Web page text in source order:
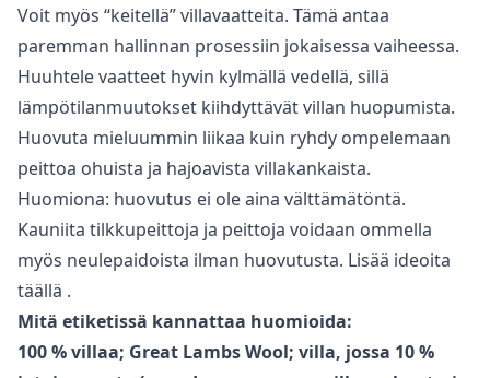
Voit myös “keitellä” villavaatteita. Tämä antaa
paremman hallinnan prosessiin jokaisessa vaiheessa.
Huuhtele vaatteet hyvin kylmällä vedellä, sillä
lämpötilanmuutokset kiihdyttävät villan huopumista.
Huovuta mieluummin liikaa kuin ryhdy ompelemaan
peittoa ohuista ja hajoavista villakankaista.
Huomiona: huovutus ei ole aina välttämätöntä.
Kauniita tilkkupeittoja ja peittoja voidaan ommella
myös neulepaidoista ilman huovutusta. Lisää ideoita
täällä .
Mitä etiketissä kannattaa huomioida:
100 % villaa; Great Lambs Wool; villa, jossa 10 %